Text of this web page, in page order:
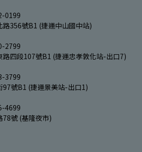
0199
356號B1 (捷運中山國中站)
2799
路四段107號B1 (捷運忠孝敦化站-出口7)
3799
97號B1 (捷運景美站-出口1)
4699
78號 (基隆夜市)